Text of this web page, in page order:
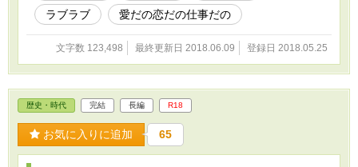
ィクションです。
ラブラブ
愛だの恋だの仕事だの
文字数 123,498 最終更新日 2018.06.09 登録日 2018.05.25
歴史・時代 完結 長編 R18
お気に入りに追加 65